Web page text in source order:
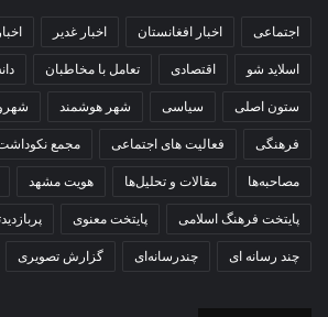
اجتماعی اخبار افغانستان اخبار غدیر
اسلاید شو اقتصادی تعامل با مخاطبان
ستون اصلی سیاسی شهر هوشمند
فرهنگی فعالیت های اجتماعی مجمع نکوداشت
مصاحبه‌ها مقالات و تحلیل‌ها هویت مشهد
پایتخت فرهنگ اسلامی پایتخت معنوی
چند رسانه ای چندرسانه‌ای گزارش تصویری